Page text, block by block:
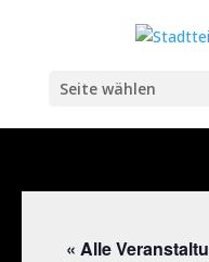
Seite wählen
« Alle